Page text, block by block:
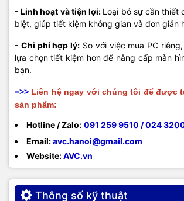
- Linh hoạt và tiện lợi: Loại bỏ sự cần thiết
biệt, giúp tiết kiệm không gian và đơn giản
- Chi phí hợp lý: So với việc mua PC
lựa chọn tiết kiệm hơn để nâng cấp màn
bạn.
=>> Liên hệ ngay với chúng tôi để được
sản phẩm:
Hotline / Zalo: 091 259 9510 / 024
Email:avc.hanoi@gmail.com
Website:AVC.vn
Thông số kỹ thuật